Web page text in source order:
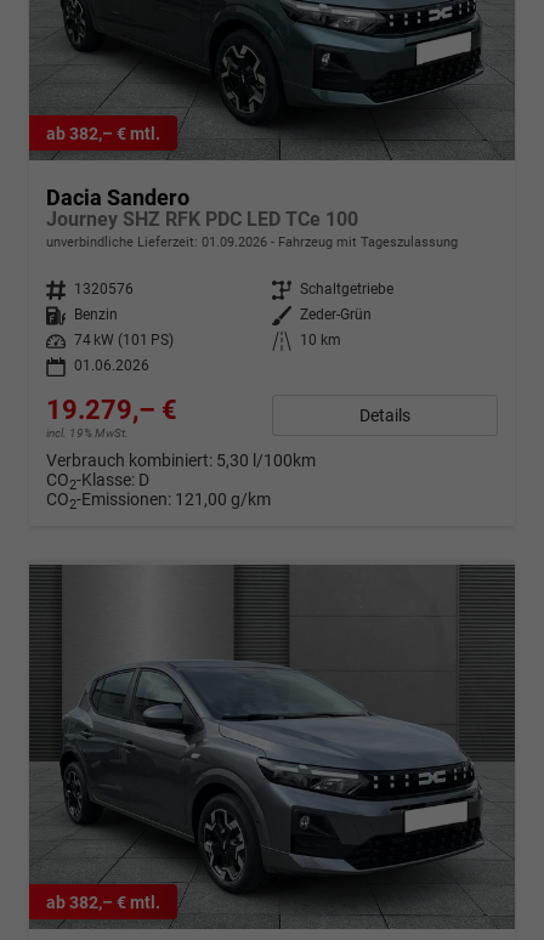
ab 382,– € mtl.
Dacia Sandero
Journey SHZ RFK PDC LED TCe 100
unverbindliche Lieferzeit: 01.09.2026 Fahrzeug mit Tageszulassung
Fahrzeugnr. 1320576 Getriebe Schaltgetriebe
Kraftstoff
Benzin Außenfarbe Zeder-Grün
Leistung
74 kW (101 PS) Kilometerstand
10 km
01.06.2026
19.279,– €
incl. 19% MwSt.
Details
Verbrauch kombiniert: 5,30 l/100km
CO2-Klasse: D
CO2-Emissionen: 121,00 g/km
ab 382,– € mtl.